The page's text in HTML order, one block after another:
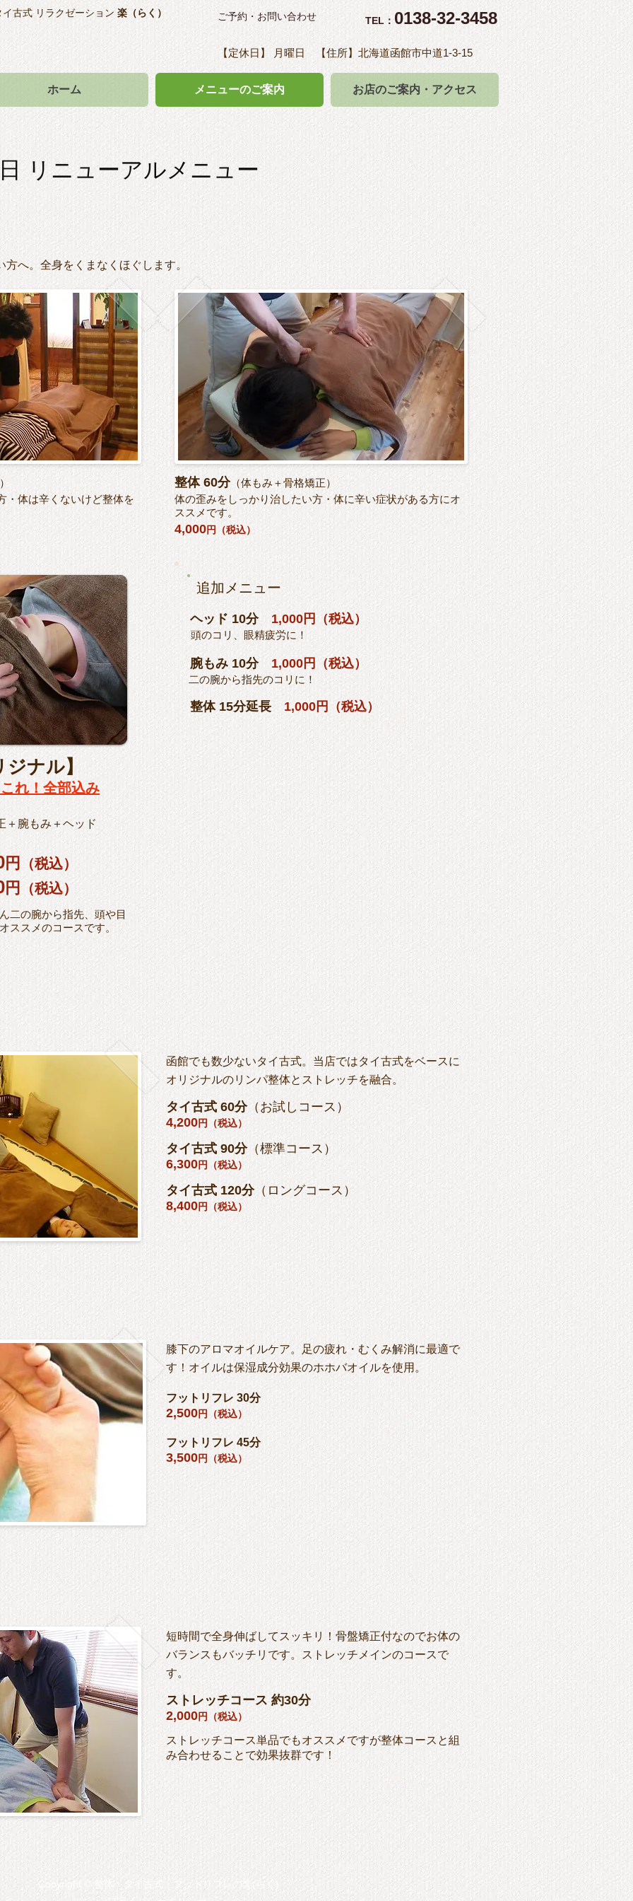
ホーム メニューのご案内 お店のご案内・アクセス
TEL：0138-32-3458
ご予約・お問い合わせ
古式 リラクゼーション 楽（らく）
【定休日】 月曜日 【住所】 北海道函館市中道1-3-15
リニューアルメニュー
へ。全身をくまなくほぐします。
・体は辛くないけど整体を
整体 60分（体もみ＋骨格矯正）
体の歪みをしっかり治したい方・体に辛い症状がある方にオ
ススメです。
4,000円（税込）
ナル】
れ！全部込み
＋腕もみ＋ヘッド
円 （税込）
円 （税込）
二の腕から指先、頭や目
ススメのコースです。
追加メニュー
ヘッド 10分 1,000円（税込）
頭のコリ、眼精疲労に！
腕もみ 10分 1,000円（税込）
二の腕から指先のコリに！
整体 15分延長 1,000円（税込）
函館でも数少ないタイ古式。当店ではタイ古式をベースに
オリジナルのリンパ整体とストレッチを融合。
タイ古式 60分（お試しコース）
4,200円（税込）
タイ古式 90分（標準コース）
6,300円（税込）
タイ古式 120分（ロングコース）
8,400円（税込）
膝下のアロマオイルケア。足の疲れ・むくみ解消に最適で
す！オイルは保湿成分効果のホホバオイルを使用。
フットリフレ 30分
2,500円（税込）
フットリフレ 45分
3,500円（税込）
短時間で全身伸ばしてスッキリ！ 骨盤矯正付なのでお体の
バランスもバッチリです。
ストレッチメインのコースで
す。
ストレッチコース 約30分
2,000円（税込）
ストレッチコース単品でもオススメですが整体コースと組
み合わせることで効果抜群です！
Copyright © 整体・タイ古式・フットリフレの楽(らく)